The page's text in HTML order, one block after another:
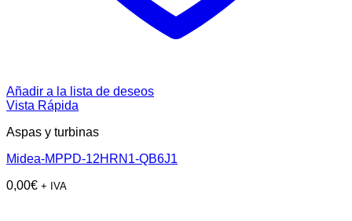
Añadir a la lista de deseos
Vista Rápida
Aspas y turbinas
Midea-MPPD-12HRN1-QB6J1
0,00€ + IVA